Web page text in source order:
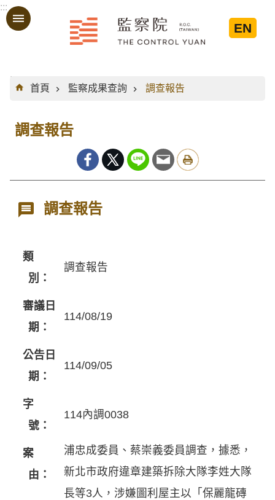
跳到主要內容區塊
:::
EN
:::
首頁
監察成果查詢 調查報告
調查報告
調查報告
類
別：
調查報告
審議日
期：
114/08/19
公告日
期：
114/09/05
字
號：
114內調0038
案
由：
浦忠成委員、蔡崇義委員調查，據悉，
新北市政府違章建築拆除大隊李姓大隊
長等3人，涉嫌圖利屋主以「保麗龍磚